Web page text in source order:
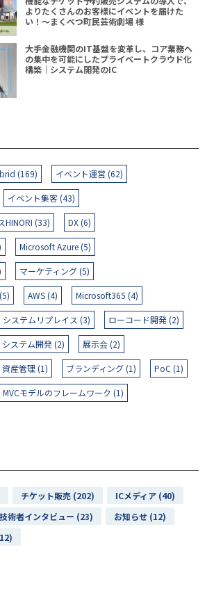
よりたくさんのお客様にイベントを届けた
い！〜まくべつ町民芸術劇場 様
大手金融機関のIT基盤を変革し、コア業務へ
の集中を可能にしたプライベートクラウド化
構築｜システム開発のIC
(169) イベント運営 (62)
イベント集客 (43)
HINORI (33) DX (6)
Microsoft Azure (5)
マーケティング (5)
AWS (4) Microsoft365 (4)
システムリプレイス (3) ローコード開発 (2)
システム開発 (2) 展示会 (2)
資産管理 (1) ブランディング (1) PoC (1)
MVCモデルのフレームワーク (1)
チケット販売 (202)
ICメディア (40)
技術者インタビュー (23)
お知らせ (12)